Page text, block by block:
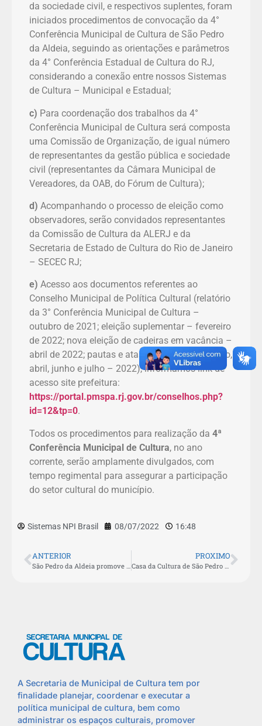
da sociedade civil, e respectivos suplentes, foram
iniciados procedimentos de convocação da 4°
Conferência Municipal de Cultura de São Pedro
da Aldeia, seguindo as orientações e parâmetros
da 4° Conferência Estadual de Cultura do RJ,
considerando a conexão entre nossos Sistemas
de Cultura – Municipal e Estadual;
c) Para coordenação dos trabalhos da 4°
Conferência Municipal de Cultura será composta
uma Comissão de Organização, de igual número
de representantes da gestão pública e sociedade
civil (representantes da Câmara Municipal de
Vereadores, da OAB, do Fórum de Cultura);
d) Acompanhando o processo de eleição como
observadores, serão convidados representantes
da Comissão de Cultura da ALERJ e da
Secretaria de Estado de Cultura do Rio de Janeiro
– SECEC RJ;
e) Acesso aos documentos referentes ao
Conselho Municipal de Política Cultural (relatório
da 3° Conferência Municipal de Cultura –
outubro de 2021; eleição suplementar – fevereiro
de 2022; nova eleição de cadeiras em vacância –
abril de 2022; pautas e atas de reuniões – março,
abril, junho e julho – 2022), informamos link de
acesso site prefeitura:
https://portal.pmspa.rj.gov.br/conselhos.php?
id=12&tp=0.
Todos os procedimentos para realização da 4ª
Conferência Municipal de Cultura, no ano
corrente, serão amplamente divulgados, com
tempo regimental para assegurar a participação
do setor cultural do município.
Sistemas NPI Brasil 08/07/2022 16:48
ANTERIOR PROXIMO
A Secretaria de Municipal de Cultura tem por
finalidade planejar, coordenar e executar a
política municipal de cultura, bem como
administrar os espaços culturais, promover